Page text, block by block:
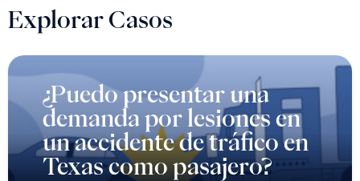
Explorar Casos
¿Puedo presentar una
demanda por lesiones en
un accidente de tráfico en
Texas como pasajero?